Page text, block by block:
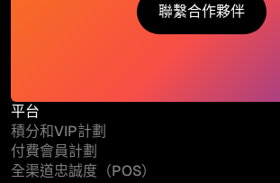
聯繫合作夥伴
聯繫合作夥伴
平台
積分和VIP計劃
付費會員計劃
全渠道忠誠度（POS）